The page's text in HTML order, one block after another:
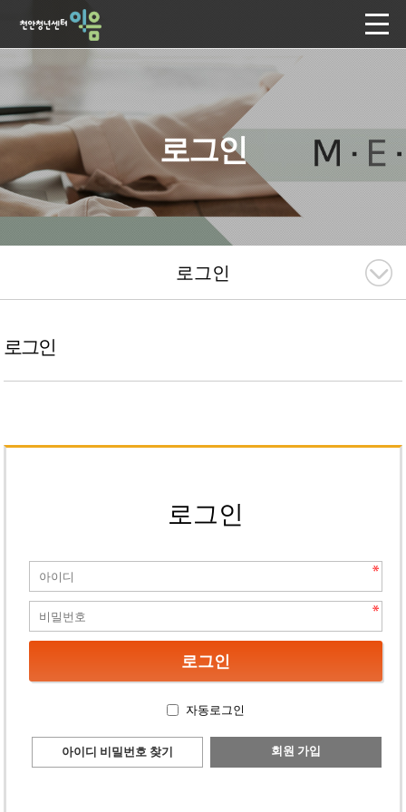
로그인
로그인
로그인
로그인
자동로그인
아이디 비밀번호 찾기 회원 가입